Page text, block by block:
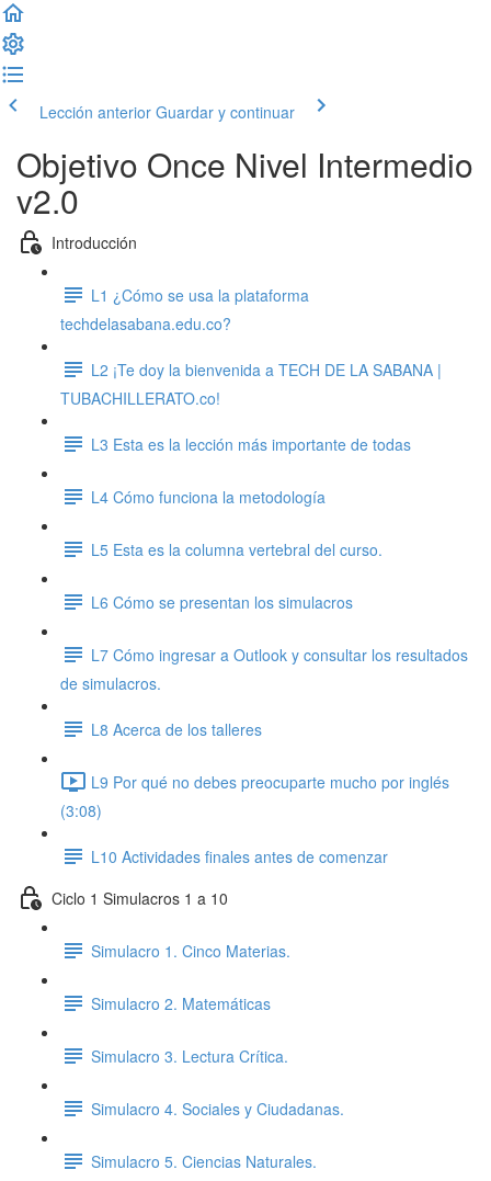
Lección anterior Guardar y continuar
Objetivo Once Nivel Intermedio
v2.0
Introducción
L1 ¿Cómo se usa la plataforma
techdelasabana.edu.co?
L2 ¡Te doy la bienvenida a TECH DE LA SABANA |
TUBACHILLERATO.co!
L3 Esta es la lección más importante de todas
L4 Cómo funciona la metodología
L5 Esta es la columna vertebral del curso.
L6 Cómo se presentan los simulacros
L7 Cómo ingresar a Outlook y consultar los resultados
de simulacros.
L8 Acerca de los talleres
L9 Por qué no debes preocuparte mucho por inglés
(3:08)
L10 Actividades finales antes de comenzar
Ciclo 1 Simulacros 1 a 10
Simulacro 1. Cinco Materias.
Simulacro 2. Matemáticas
Simulacro 3. Lectura Crítica.
Simulacro 4. Sociales y Ciudadanas.
Simulacro 5. Ciencias Naturales.